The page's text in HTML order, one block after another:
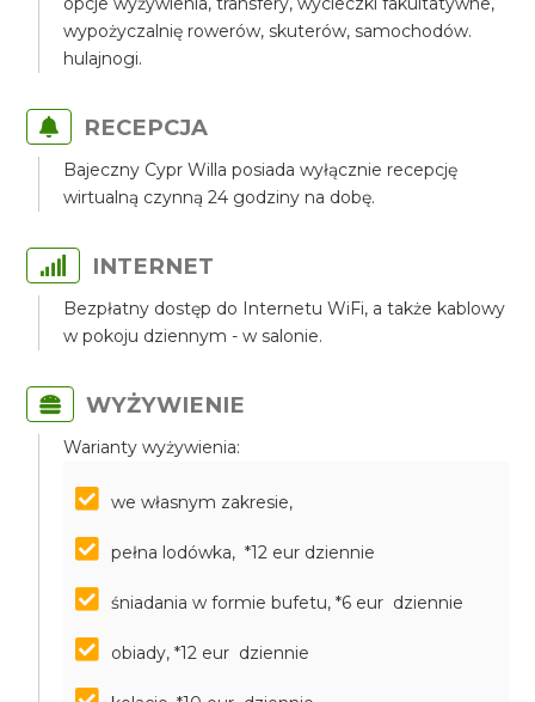
wypożyczalnię rowerów, skuterów, samochodów.
hulajnogi.
RECEPCJA
Bajeczny Cypr Willa posiada wyłącznie recepcję
wirtualną czynną 24 godziny na dobę.
INTERNET
Bezpłatny dostęp do Internetu WiFi, a także kablowy
w pokoju dziennym - w salonie.
WYŻYWIENIE
Warianty wyżywienia:
we własnym zakresie,
pełna lodówka, *12 eur dziennie
śniadania w formie bufetu, *6 eur dziennie
obiady, *12 eur dziennie